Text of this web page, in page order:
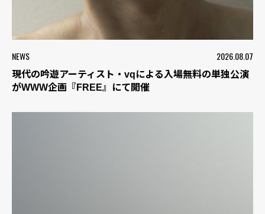
NEWS 2026.08.07
現代の吟遊アーティスト・vqによる入場無料の単独公演
がWWW企画『FREE』にて開催